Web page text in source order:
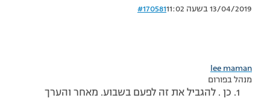
13/04/2019 בשעה 11:02 #170581
lee maman
מנהל בפורום
1. כן . להגביל את זה לפעם בשבוע. מאחר והערך